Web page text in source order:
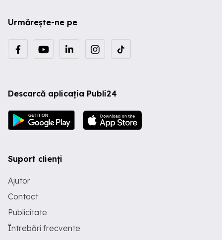
Urmărește-ne pe
Descarcă aplicația Publi24
Suport clienți
Ajutor
Contact
Publicitate
Întrebări frecvente